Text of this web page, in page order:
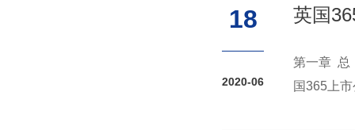
18
2020-06
英国
第一章 总
国365上